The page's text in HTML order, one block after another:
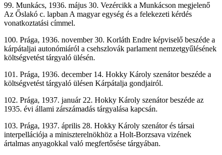
99. Munkács, 1936. május 30. Vezércikk a Munkácson megjelenő
Az Őslakó c. lapban A magyar egység és a felekezeti kérdés
vonatkoztatási címmel.
100. Prága, 1936. november 30. Korláth Endre képviselő beszéde a
kárpátaljai autonómiáról a csehszlovák parlament nemzetgyűlésének
költségvetést tárgyaló ülésén.
101. Prága, 1936. december 14. Hokky Károly szenátor beszéde a
költségvetést tárgyaló ülésen Kárpátalja gondjairól.
102. Prága, 1937. január 22. Hokky Károly szenátor beszéde az
1935. évi állami zárszámadás tárgyalása kapcsán.
103. Prága, 1937. április 28. Hokky Károly szenátor és társai
interpellációja a miniszterelnökhöz a Holt-Borzsava vizének
ártalmas anyagokkal való megfertősése tárgyában.